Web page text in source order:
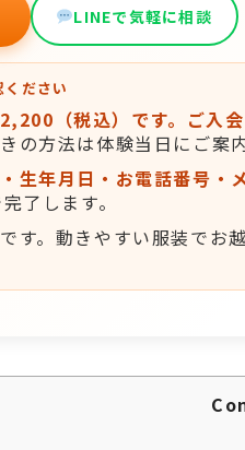
LINEで気軽に相談
ださい
（税込）です。ご入
の方法は体験当日にご案
生年月日・お電話番号・
了します。
す。動きやすい服装でお